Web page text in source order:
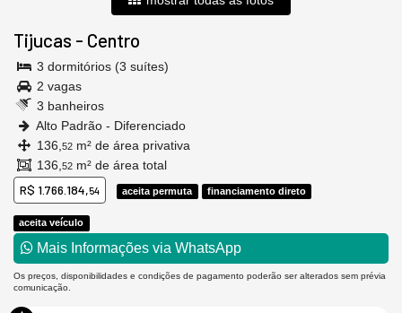
Tijucas - Centro
3 dormitórios (3 suítes)
2 vagas
3 banheiros
Alto Padrão - Diferenciado
136, 52 m² de área privativa
136, 52 m² de área total
R$ 1.766.184,54 aceita permuta financiamento direto
aceita veículo
Mais Informações via WhatsApp
Os preços, disponibilidades e condições de pagamento poderão ser alterados sem prévia
comunicação.